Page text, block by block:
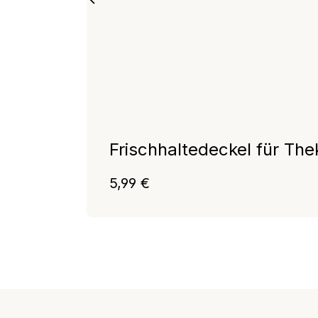
Frischhaltedeckel für
Regulärer Preis:
5,99 €